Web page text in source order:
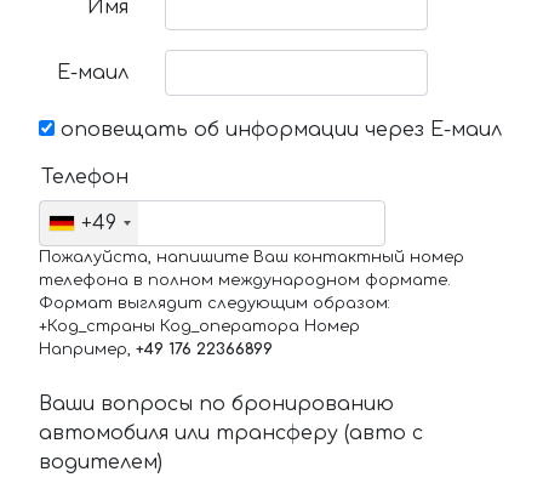
Имя
Е-маил
оповещать об информации через Е-маил
Телефон
+49
Пожалуйста, напишите Ваш контактный номер
телефона в полном международном формате.
Формат выглядит следующим образом:
+Код_страны Код_оператора Номер
Например, +49 176 22366899
Ваши вопросы по бронированию
автомобиля или трансферу (авто с
водителем)